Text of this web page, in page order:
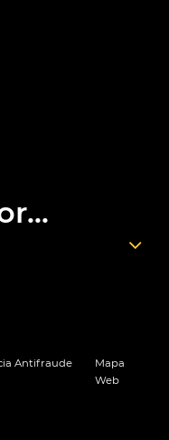
Antifraude
Mapa
Web